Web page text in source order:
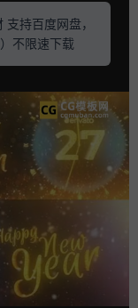
持百度网盘，
不限速下载